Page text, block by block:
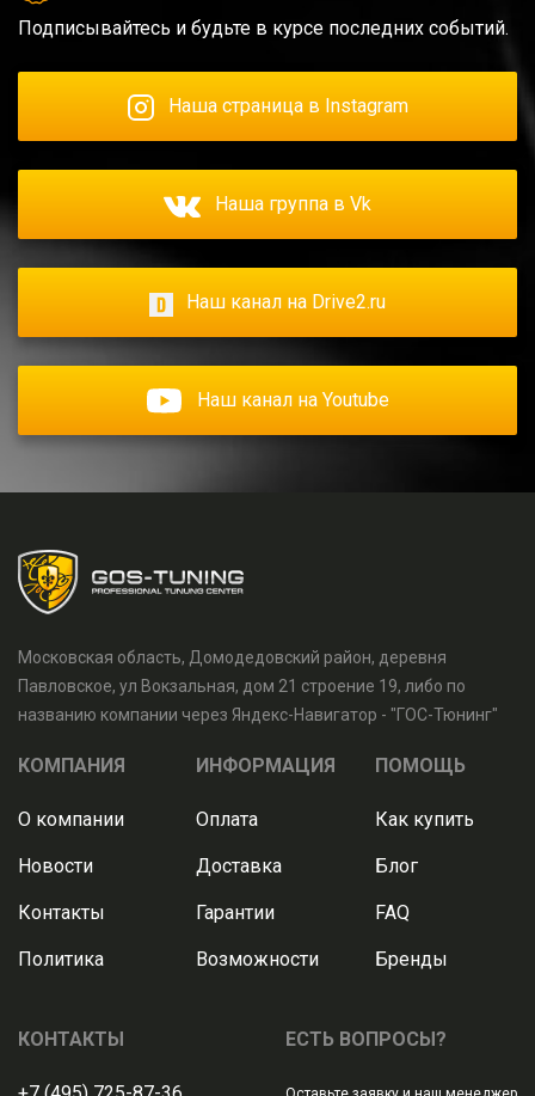
Подписывайтесь и будьте в курсе последних событий.
Наша страница в Instagram
Наша группа в Vk
Наш канал на Drive2.ru
Наш канал на Youtube
Московская область, Домодедовский район, деревня
Павловское, ул Вокзальная, дом 21 строение 19, либо по
названию компании через Яндекс-Навигатор - "ГОС-Тюнинг"
КОМПАНИЯ
О компании
Новости
Контакты
Политика
ИНФОРМАЦИЯ
Оплата
Доставка
Гарантии
Возможности
ПОМОЩЬ
Как купить
Блог
FAQ
Бренды
КОНТАКТЫ ЕСТЬ ВОПРОСЫ?